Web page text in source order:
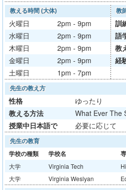
教える時間 (大体)
火曜日
2pm - 9pm
水曜日
2pm - 9pm
木曜日
2pm - 9pm
金曜日
2pm - 9pm
土曜日
1pm - 7pm
教
訓
語
教
経
先生の教え方
性格
ゆったり
教える方法
What Ever The
授業中日本語で
必要に応じて
先生の教育
学校の種類 学校名
大学 Virginia Tech
大学
Virginia Weslyan